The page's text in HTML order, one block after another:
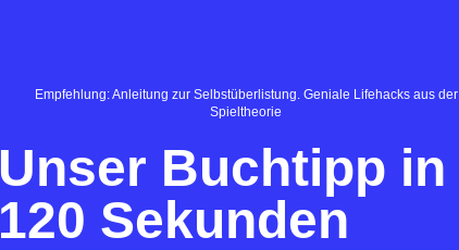
Empfehlung: Anleitung zur Selbstüberlistung. Geniale Lifehacks aus der
Spieltheorie
Unser Buchtipp in
120 Sekunden